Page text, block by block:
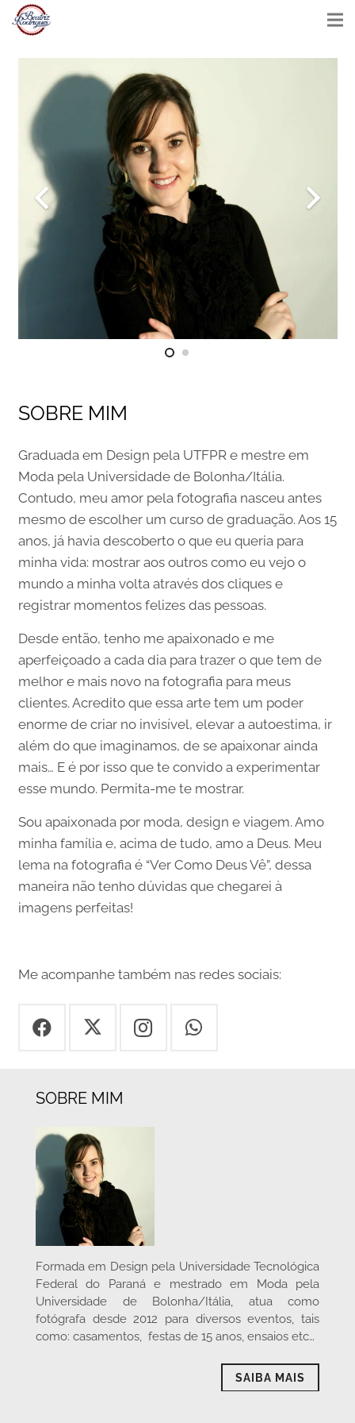
SOBRE MIM
Graduada em Design pela UTFPR e mestre em
Moda pela Universidade de Bolonha/Itália.
Contudo, meu amor pela fotografia nasceu antes
mesmo de escolher um curso de graduação. Aos 15
anos, já havia descoberto o que eu queria para
minha vida: mostrar aos outros como eu vejo o
mundo a minha volta através dos cliques e
registrar momentos felizes das pessoas.
Desde então, tenho me apaixonado e me
aperfeiçoado a cada dia para trazer o que tem de
melhor e mais novo na fotografia para meus
clientes. Acredito que essa arte tem um poder
enorme de criar no invisível, elevar a autoestima, ir
além do que imaginamos, de se apaixonar ainda
mais… E é por isso que te convido a experimentar
esse mundo. Permita-me te mostrar.
Sou apaixonada por moda, design e viagem. Amo
minha família e, acima de tudo, amo a Deus. Meu
lema na fotografia é “Ver Como Deus Vê”, dessa
maneira não tenho dúvidas que chegarei à
imagens perfeitas!
Me acompanhe também nas redes sociais:
SOBRE MIM
Formada em Design pela Universidade Tecnológica
Federal do Paraná e mestrado em Moda pela
Universidade de Bolonha/Itália, atua como
fotógrafa desde 2012 para diversos eventos, tais
como: casamentos, festas de 15 anos, ensaios etc…
SAIBA MAIS